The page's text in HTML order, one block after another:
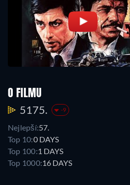
O FILMU
5175. -9
Nejlepší:57.
Top 10:0 DAYS
Top 100:1 DAYS
Top 1000:16 DAYS